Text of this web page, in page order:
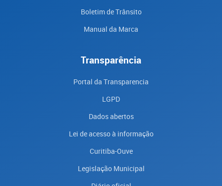
Boletim de Trânsito
Manual da Marca
Transparência
Portal da Transparencia
LGPD
Dados abertos
Lei de acesso à informação
Curitiba-Ouve
Legislação Municipal